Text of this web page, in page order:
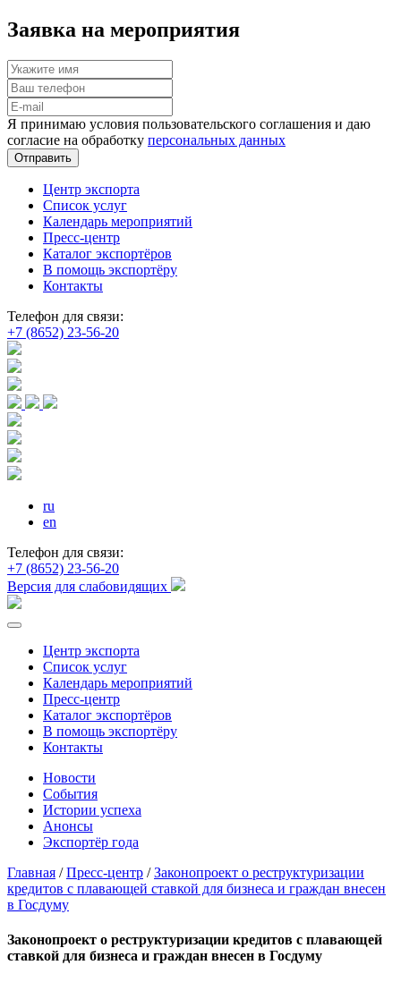
Заявка на мероприятия
Я принимаю условия пользовательского соглашения и даю
согласие на обработку персональных данных
Отправить
Центр экспорта
Список услуг
Календарь мероприятий
Пресс-центр
Каталог экспортёров
В помощь экспортёру
Контакты
Телефон для связи:
+7 (8652) 23-56-20
ru
en
Телефон для связи:
+7 (8652) 23-56-20
Версия для слабовидящих
Центр экспорта
Список услуг
Календарь мероприятий
Пресс-центр
Каталог экспортёров
В помощь экспортёру
Контакты
Новости
События
Истории успеха
Анонсы
Экспортёр года
Главная /Пресс-центр /Законопроект о реструктуризации
кредитов с плавающей ставкой для бизнеса и граждан внесен
в Госдуму
Законопроект о реструктуризации кредитов с плавающей
ставкой для бизнеса и граждан внесен в Госдуму